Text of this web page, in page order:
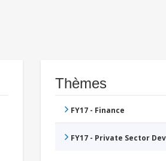
Thèmes
FY17 - Finance
FY17 - Private Sector